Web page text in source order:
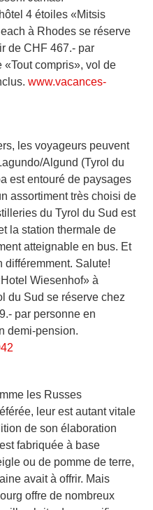
4 étoiles «Mitsis
à Rhodes se réserve
de CHF 467.- par
compris», vol de
www.vacances-
les voyageurs peuvent
Algund (Tyrol du
est entouré de paysages
assortiment très choisi de
du Tyrol du Sud est
la station thermale de
atteignable en bus. Et
différemment. Salute!
Wiesenhof» à
du Sud se réserve chez
par personne en
demi-pension.
les Russes
leur est autant vitale
de son élaboration
fabriquée à base
ou de pomme de terre,
avait à offrir. Mais
offre de nombreux